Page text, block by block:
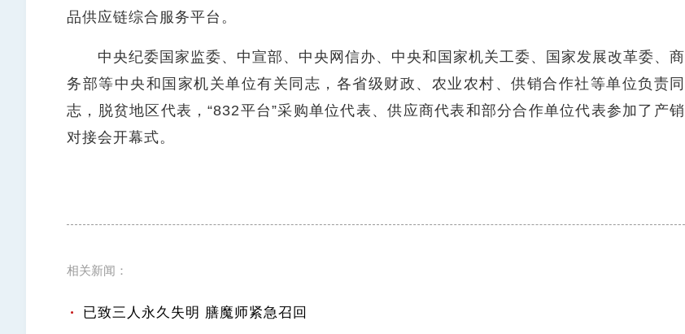
品供应链综合服务平台。
中央纪委国家监委、中宣部、中央网信办、中央和国家机关工委、国家发展改革委、商
务部等中央和国家机关单位有关同志，各省级财政、农业农村、供销合作社等单位负责同
志，脱贫地区代表，“832平台”采购单位代表、供应商代表和部分合作单位代表参加了产销
对接会开幕式。
相关新闻：
已致三人永久失明 膳魔师紧急召回